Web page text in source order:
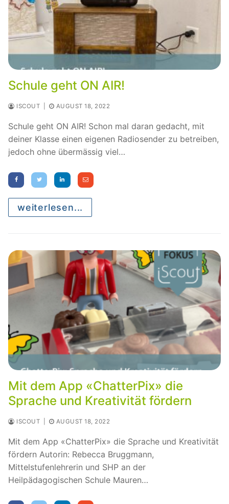
Schule geht ON AIR!
ISCOUT AUGUST 18, 2022
Schule geht ON AIR! Schon mal daran gedacht, mit
deiner Klasse einen eigenen Radiosender zu betreiben,
jedoch ohne übermässig viel…
weiterlesen...
Mit dem App «ChatterPix» die
Sprache und Kreativität fördern
ISCOUT AUGUST 18, 2022
Mit dem App «ChatterPix» die Sprache und Kreativität
fördern Autorin: Rebecca Bruggmann,
Mittelstufenlehrerin und SHP an der
Heilpädagogischen Schule Mauren…